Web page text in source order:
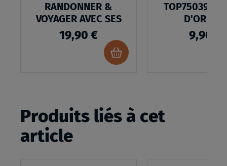
RANDONNER &
VOYAGER AVEC SES
19,90 €
Ajouter
au
TOP75039 -
D'ORIENT
9,90 €
Produits liés à cet
article